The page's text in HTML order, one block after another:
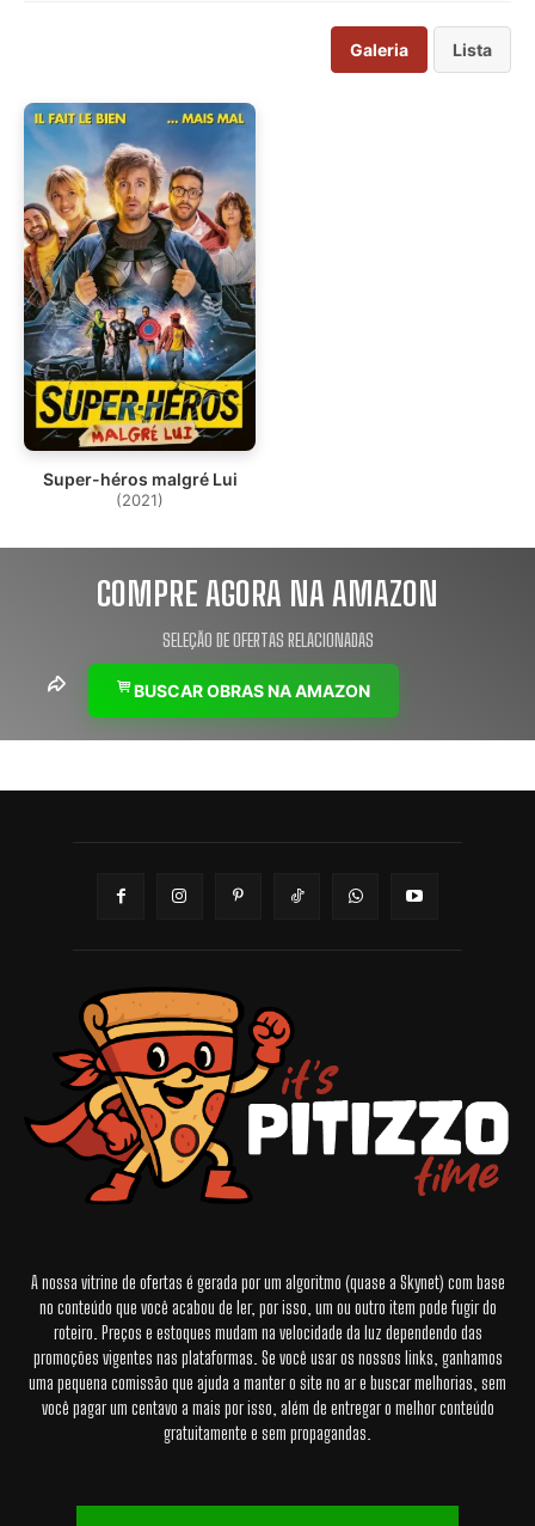
Galeria Lista
Super-héros malgré Lui
(2021)
COMPRE AGORA NA AMAZON
SELEÇÃO DE OFERTAS RELACIONADAS
BUSCAR OBRAS NA AMAZON
A nossa vitrine de ofertas é gerada por um algoritmo (quase a Skynet) com base
no conteúdo que você acabou de ler, por isso, um ou outro item pode fugir do
roteiro. Preços e estoques mudam na velocidade da luz dependendo das
promoções vigentes nas plataformas. Se você usar os nossos links, ganhamos
uma pequena comissão que ajuda a manter o site no ar e buscar melhorias, sem
você pagar um centavo a mais por isso, além de entregar o melhor conteúdo
gratuitamente e sem propagandas.